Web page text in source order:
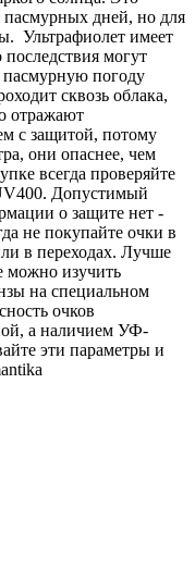
дней, но для
Ультрафиолет имеет
последствия могут
пасмурную погоду
сквозь облака,
отражают
с защитой, потому
они опаснее, чем
всегда проверяйте
Допустимый
о защите нет -
не покупайте очки в
в переходах. Лучше
можно изучить
на специальном
очков
а наличием УФ-
эти параметры и